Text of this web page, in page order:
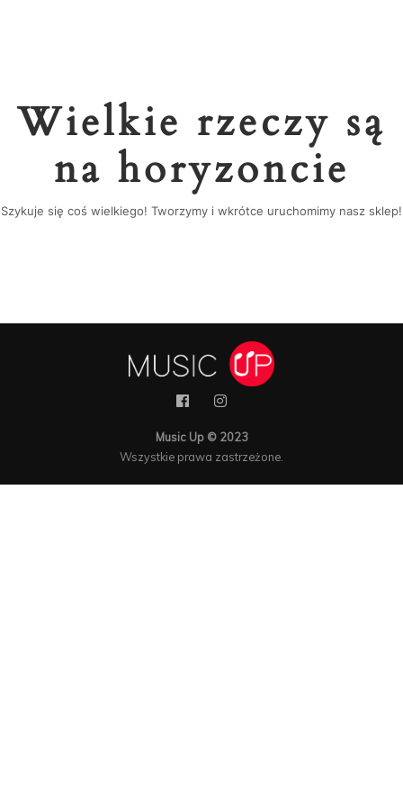
Wielkie rzeczy są
na horyzoncie
Szykuje się coś wielkiego! Tworzymy i wkrótce uruchomimy nasz sklep!
Music Up © 2023
Wszystkie prawa zastrzeżone.